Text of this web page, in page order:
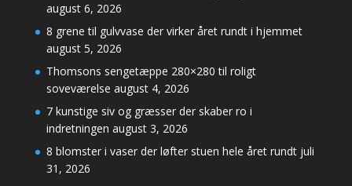
august 6, 2026
8 grene til gulvvase der virker året rundt i hjemmet
august 5, 2026
Thomsons sengetæppe 280×280 til roligt
soveværelse august 4, 2026
7 kunstige siv og græsser der skaber ro i
indretningen august 3, 2026
8 blomster i vaser der løfter stuen hele året rundt juli
31, 2026